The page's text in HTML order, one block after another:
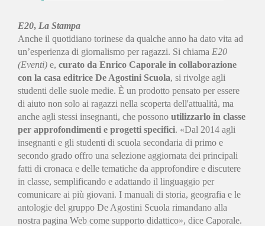
E20, La Stampa
Anche il quotidiano torinese da qualche anno ha dato vita ad
un’esperienza di giornalismo per ragazzi. Si chiama E20
(Eventi) e, curato da Enrico Caporale in collaborazione
con la casa editrice De Agostini Scuola, si rivolge agli
studenti delle suole medie. È un prodotto pensato per essere
di aiuto non solo ai ragazzi nella scoperta dell'attualità, ma
anche agli stessi insegnanti, che possono utilizzarlo in classe
per approfondimenti e progetti specifici. «Dal 2014 agli
insegnanti e gli studenti di scuola secondaria di primo e
secondo grado offro una selezione aggiornata dei principali
fatti di cronaca e delle tematiche da approfondire e discutere
in classe, semplificando e adattando il linguaggio per
comunicare ai più giovani. I manuali di storia, geografia e le
antologie del gruppo De Agostini Scuola rimandano alla
nostra pagina Web come supporto didattico», dice Caporale.